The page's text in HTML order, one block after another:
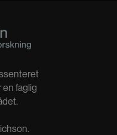
faglig